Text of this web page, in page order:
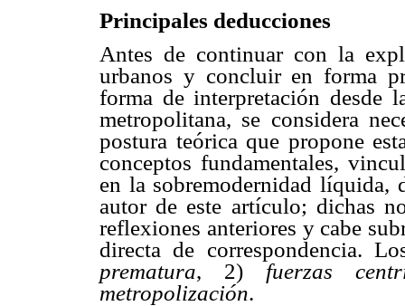
Principales deducciones
Antes de continuar con la
urbanos y concluir en forma
forma de interpretación desde
metropolitana, se considera
postura teórica que propone
conceptos fundamentales,
en la sobremodernidad líquida,
autor de este artículo; dichas
reflexiones anteriores y cabe
directa de correspondencia.
prematura, 2) fuerzas
metropolización.